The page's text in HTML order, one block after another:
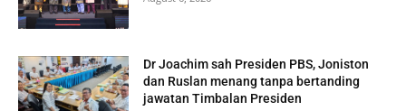
Dr Joachim sah Presiden PBS, Joniston
dan Ruslan menang tanpa bertanding
jawatan Timbalan Presiden